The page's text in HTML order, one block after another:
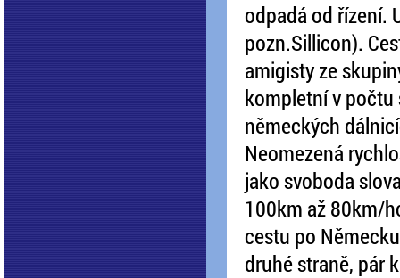
odpadá od řízení.
pozn.Sillicon).
amigisty ze
kompletní v počtu
německých
Neomezená
jako svoboda
100km až 80km/
cestu po
druhé straně, pár